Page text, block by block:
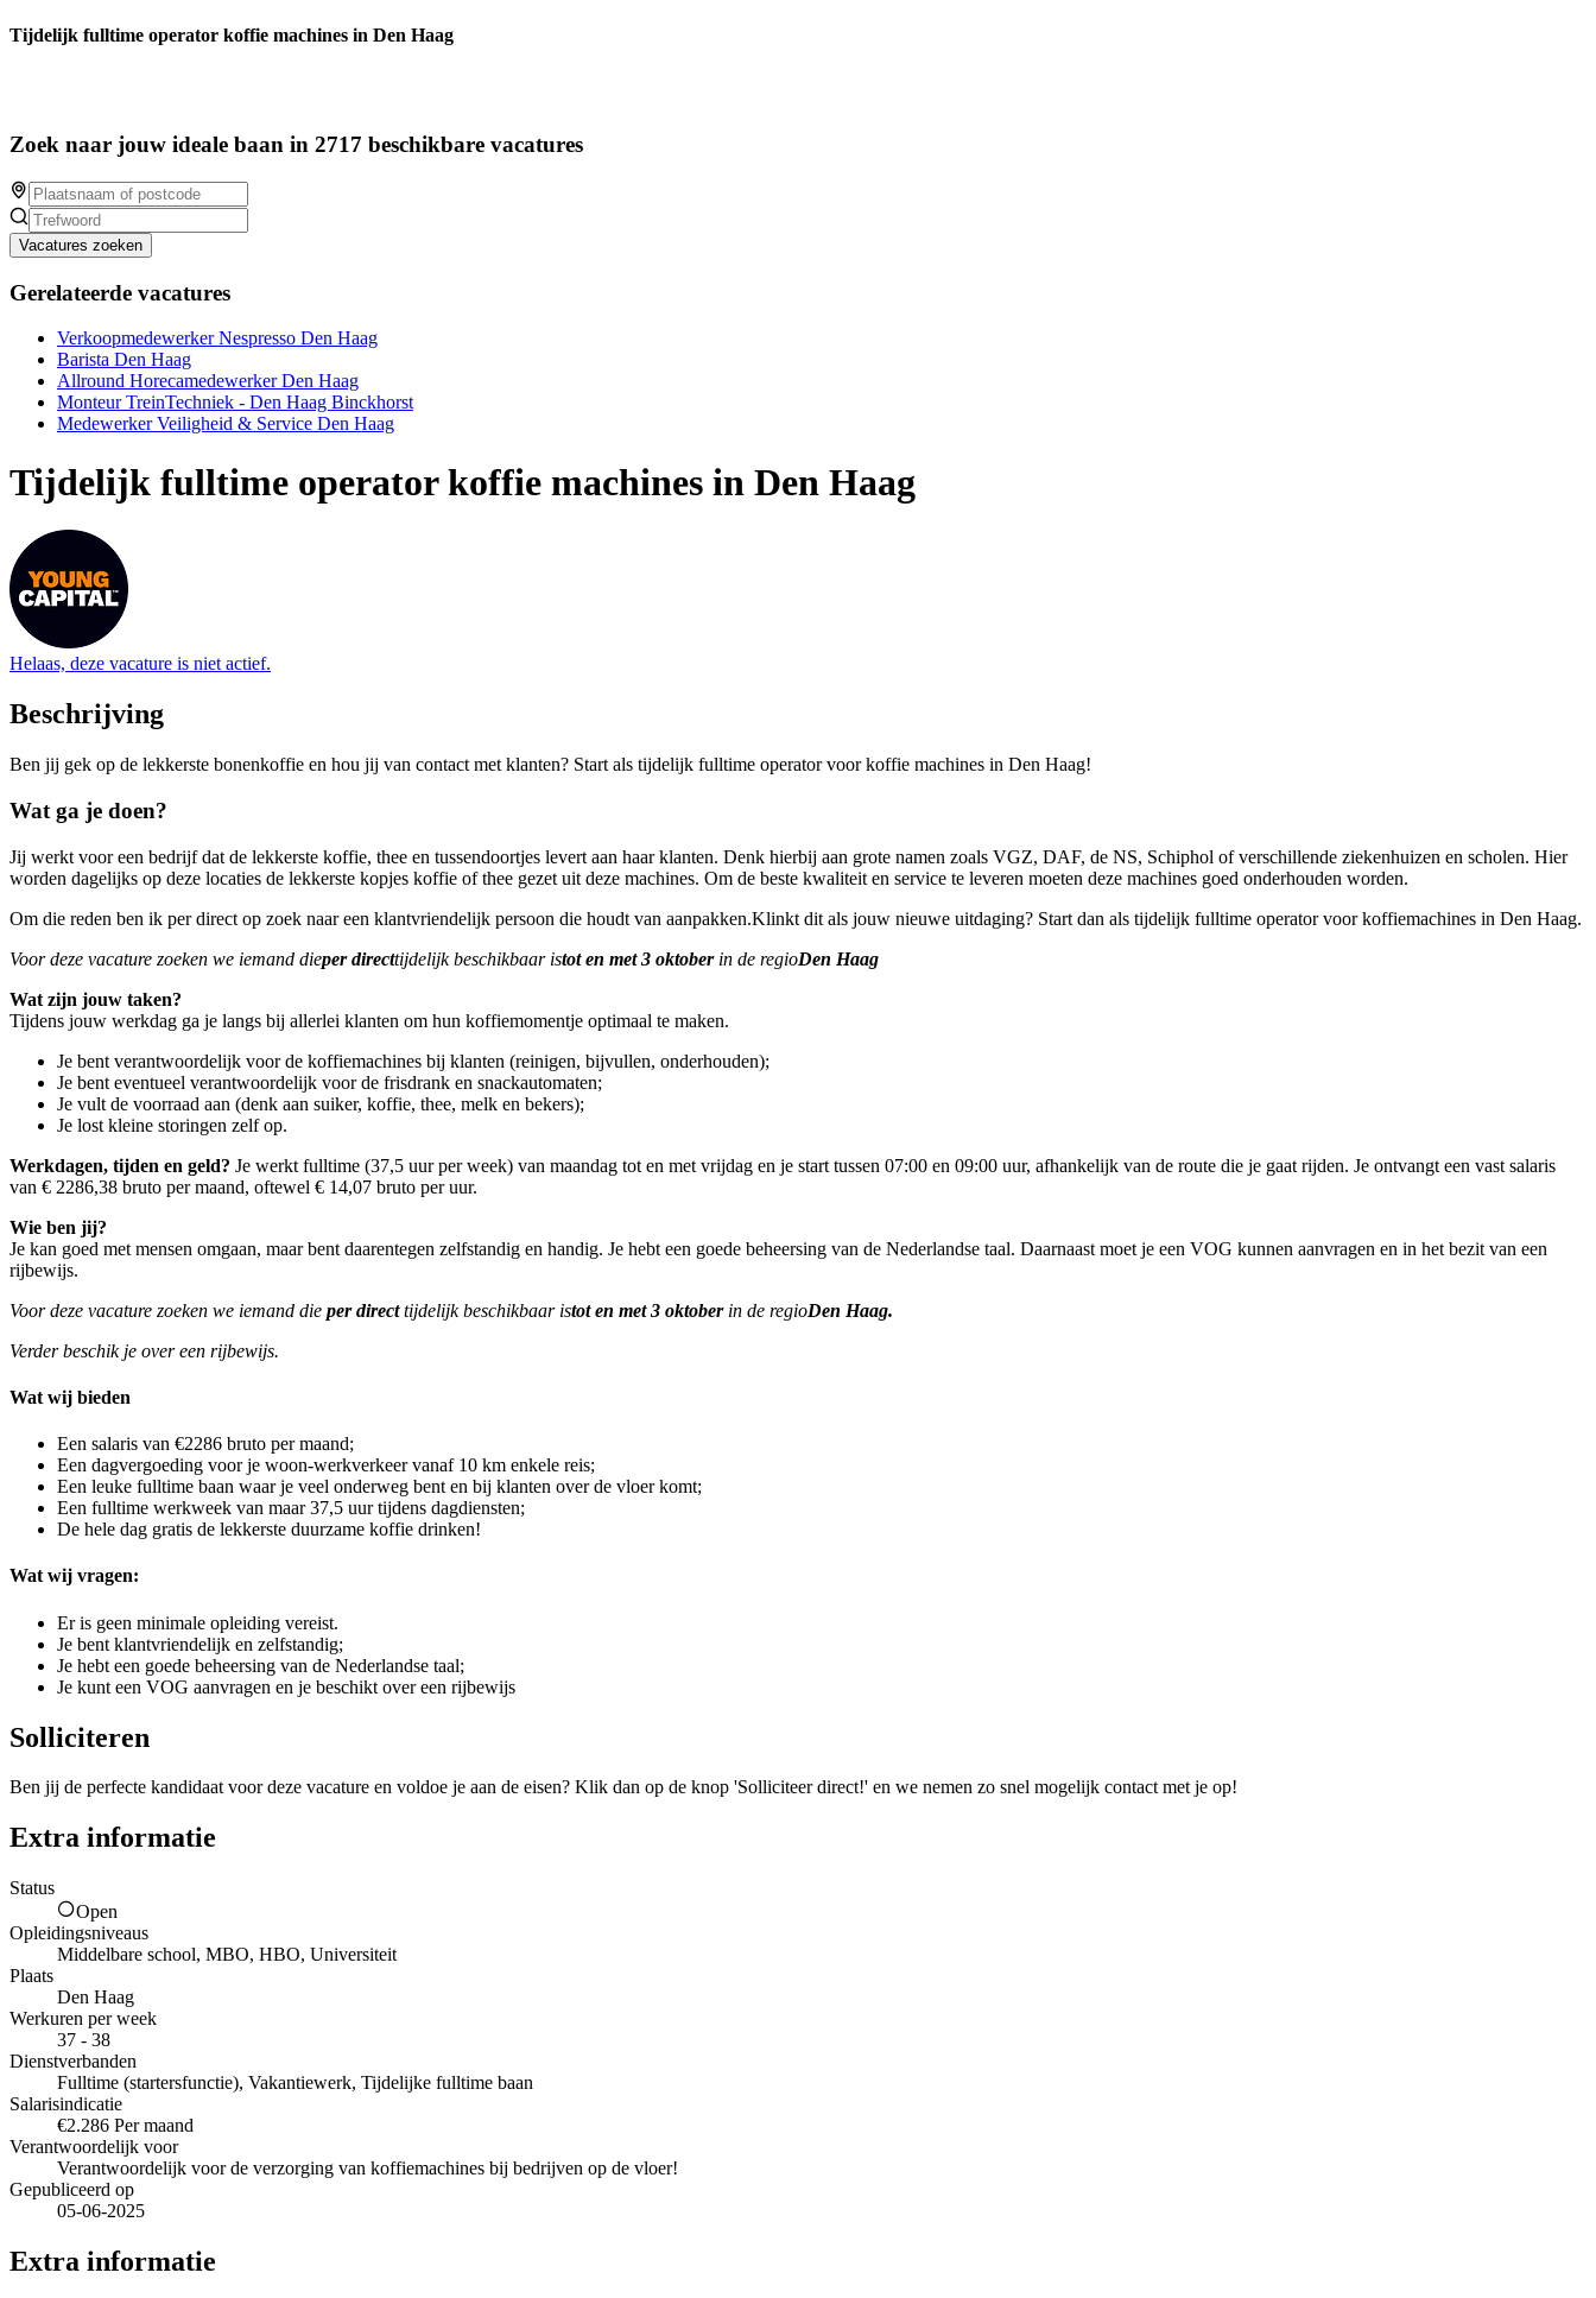
Tijdelijk fulltime operator koffie machines in Den Haag
Zoek naar jouw ideale baan in 2717 beschikbare vacatures
Vacatures zoeken
Gerelateerde vacatures
Verkoopmedewerker Nespresso Den Haag
Barista Den Haag
Allround Horecamedewerker Den Haag
Monteur TreinTechniek - Den Haag Binckhorst
Medewerker Veiligheid & Service Den Haag
Tijdelijk fulltime operator koffie machines in Den Haag
Helaas, deze vacature is niet actief.
Beschrijving
Ben jij gek op de lekkerste bonenkoffie en hou jij van contact met klanten? Start als tijdelijk fulltime operator voor koffie machines in Den Haag!
Wat ga je doen?
Jij werkt voor een bedrijf dat de lekkerste koffie, thee en tussendoortjes levert aan haar klanten. Denk hierbij aan grote namen zoals VGZ, DAF, de NS, Schiphol of verschillende ziekenhuizen en scholen. Hier
worden dagelijks op deze locaties de lekkerste kopjes koffie of thee gezet uit deze machines. Om de beste kwaliteit en service te leveren moeten deze machines goed onderhouden worden.
Om die reden ben ik per direct op zoek naar een klantvriendelijk persoon die houdt van aanpakken.Klinkt dit als jouw nieuwe uitdaging? Start dan als tijdelijk fulltime operator voor koffiemachines in Den Haag.
Voor deze vacature zoeken we iemand dieper directtijdelijk beschikbaar istot en met 3 oktober in de regioDen Haag
Wat zijn jouw taken?
Tijdens jouw werkdag ga je langs bij allerlei klanten om hun koffiemomentje optimaal te maken.
Je bent verantwoordelijk voor de koffiemachines bij klanten (reinigen, bijvullen, onderhouden);
Je bent eventueel verantwoordelijk voor de frisdrank en snackautomaten;
Je vult de voorraad aan (denk aan suiker, koffie, thee, melk en bekers);
Je lost kleine storingen zelf op.
Werkdagen, tijden en geld? Je werkt fulltime (37,5 uur per week) van maandag tot en met vrijdag en je start tussen 07:00 en 09:00 uur, afhankelijk van de route die je gaat rijden. Je ontvangt een vast salaris
van € 2286,38 bruto per maand, oftewel € 14,07 bruto per uur.
Wie ben jij?
Je kan goed met mensen omgaan, maar bent daarentegen zelfstandig en handig. Je hebt een goede beheersing van de Nederlandse taal. Daarnaast moet je een VOG kunnen aanvragen en in het bezit van een
rijbewijs.
Voor deze vacature zoeken we iemand die per directtijdelijk beschikbaar istot en met 3 oktober in de regioDen Haag.
Verder beschik je over een rijbewijs.
Wat wij bieden
Een salaris van €2286 bruto per maand;
Een dagvergoeding voor je woon-werkverkeer vanaf 10 km enkele reis;
Een leuke fulltime baan waar je veel onderweg bent en bij klanten over de vloer komt;
Een fulltime werkweek van maar 37,5 uur tijdens dagdiensten;
De hele dag gratis de lekkerste duurzame koffie drinken!
Wat wij vragen:
Er is geen minimale opleiding vereist.
Je bent klantvriendelijk en zelfstandig;
Je hebt een goede beheersing van de Nederlandse taal;
Je kunt een VOG aanvragen en je beschikt over een rijbewijs
Solliciteren
Ben jij de perfecte kandidaat voor deze vacature en voldoe je aan de eisen? Klik dan op de knop 'Solliciteer direct!' en we nemen zo snel mogelijk contact met je op!
Extra informatie
Status
Open
Opleidingsniveaus
Middelbare school, MBO, HBO, Universiteit
Plaats
Den Haag
Werkuren per week
37 - 38
Dienstverbanden
Fulltime (startersfunctie), Vakantiewerk, Tijdelijke fulltime baan
Salarisindicatie
€2.286 Per maand
Verantwoordelijk voor
Verantwoordelijk voor de verzorging van koffiemachines bij bedrijven op de vloer!
Gepubliceerd op
05-06-2025
Extra informatie